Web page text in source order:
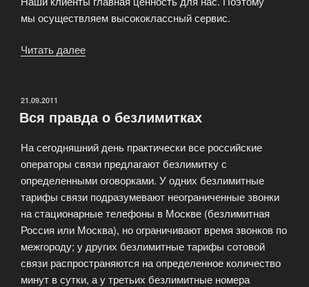
мы осуществляем высококлассный сервис.
Читать далее
ОПУБЛИКОВАНО
21.09.2011
Вся правда о безлимитках
На сегодняшний день практически все российские
операторы связи предлагают безлимитку с
определенными оговорками. У одних безлимитные
тарифы связи подразумевают неограниченные звонки
на стационарные телефоны в Москве (безлимитная
Россия или Москва), но ограничивают время звонков по
межгороду; у других безлимитные тарифы сотовой
связи распространяются на определенное количество
минут в сутки, а у третьих безлимитные номера